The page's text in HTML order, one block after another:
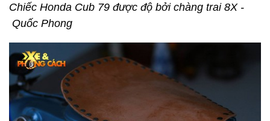
Chiếc Honda Cub 79 được độ bởi chàng trai 8X -
Quốc Phong